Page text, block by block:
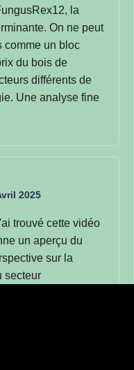
la
On ne peut
comme un bloc
du bois de
différents de
Une analyse fine
2025
trouvé cette vidéo
un aperçu du
sur la
secteur